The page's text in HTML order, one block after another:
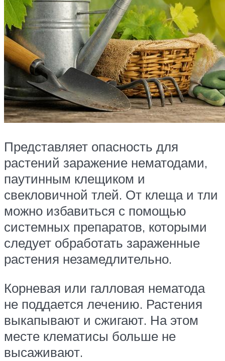
Представляет опасность для
растений заражение нематодами,
паутинным клещиком и
свекловичной тлей. От клеща и тли
можно избавиться с помощью
системных препаратов, которыми
следует обработать зараженные
растения незамедлительно.
Корневая или галловая нематода
не поддается лечению. Растения
выкапывают и сжигают. На этом
месте клематисы больше не
высаживают.